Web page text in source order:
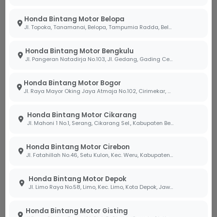
Honda Bintang Motor Belopa
Jl. Topoka, Tanamanai, Belopa, Tampumia Radda, Belopa, Kabupaten Luwu, Sulawesi Selatan 91994
Honda Bintang Motor Bengkulu
Jl. Pangeran Natadirja No.103, Jl. Gedang, Gading Cemp., Kota Bengkulu, Bengkulu 38226
Honda Bintang Motor Bogor
Jl. Raya Mayor Oking Jaya Atmaja No.102, Cirimekar, Kec. Cibinong, Kabupaten Bogor, Jawa Barat 16918
Honda Bintang Motor Cikarang
Jl. Mahoni 1 No.1, Serang, Cikarang Sel., Kabupaten Bekasi, Jawa Barat 17530
Honda Bintang Motor Cirebon
Jl. Fatahillah No.46, Setu Kulon, Kec. Weru, Kabupaten Cirebon, Jawa Barat 45154
Honda Bintang Motor Depok
Jl. Limo Raya No.58, Limo, Kec. Limo, Kota Depok, Jawa Barat 16514
Honda Bintang Motor Gisting
Kondisi jalanan kota yang sering macet membuat
mempercepat perubahan warna oli. Fitur cerdas
Roadsync Duo memberikan kemudahan bagi Anda
melalui smartphone. Dengan kemudahan cek status
secara
real-time
, Anda tidak perlu lagi menebak-
nebak kondisi mesin hanya dari warna oli. Fitur
instrumen juga membantu Anda berkendara lebih
efisien, sehingga beban kerja mesin tetap terkendali.
pemahaman teknis mesin dan monitoring digital
melalui Roadsync Duo adalah kunci perlindungan